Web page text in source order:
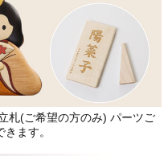
札(ご希望の方のみ) パーツご
ます。